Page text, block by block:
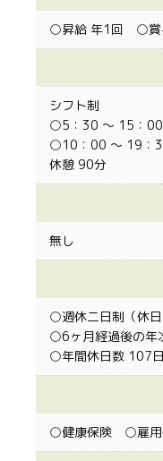
○昇給 年1回 ○賞
シフト制
○5：30 ～ 15：00
○10：00 ～ 19：
休憩 90分
無し
○週休二日制（休日
○6ヶ月経過後の
○年間休日数 107
○健康保険 ○雇